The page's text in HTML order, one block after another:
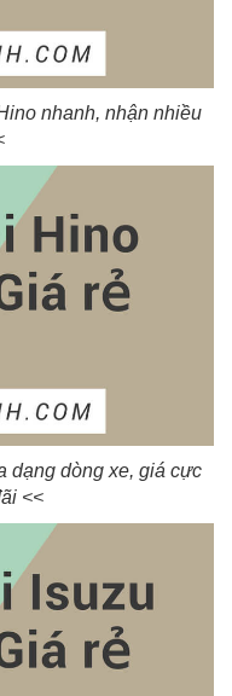
nhanh, nhận nhiều
dạng dòng xe, giá cực
<<